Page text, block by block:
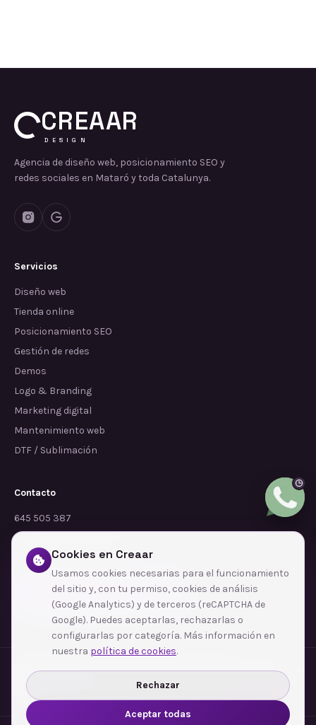
CREAAR
DESIGN
Agencia de diseño web, posicionamiento SEO y
redes sociales en Mataró y toda Catalunya.
Servicios
Diseño web
Tienda online
Posicionamiento SEO
Gestión de redes
Demos
Logo & Branding
Marketing digital
Mantenimiento web
DTF / Sublimación
Contacto
645 505 387
info@dependalium.com
Mataró (Barcelona)
Déjanos tu reseña en Google
Zonas de cobertura·Barcelona·L'Hospitalet de Llobregat·Terrassa·Badalona
Sabadell
Santa Coloma de Gramenet
Ver todas las zonas →
Cookies en Creaar
Usamos cookies necesarias para el funcionamiento
del sitio y, con tu permiso, cookies de análisis
(Google Analytics) y de terceros (reCAPTCHA de
Google). Puedes aceptarlas, rechazarlas o
configurarlas por categoría. Más información en
nuestra política de cookies.
Rechazar
Aceptar todas